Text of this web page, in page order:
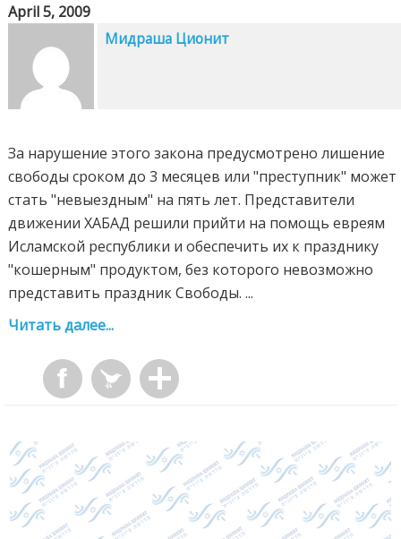
April 5, 2009
Мидраша Ционит
За нарушение этого закона предусмотрено лишение
свободы сроком до 3 месяцев или "преступник" может
стать "невыездным" на пять лет. Представители
движении ХАБАД решили прийти на помощь евреям
Исламской республики и обеспечить их к празднику
"кошерным" продуктом, без которого невозможно
представить праздник Свободы. ...
Читать далее...